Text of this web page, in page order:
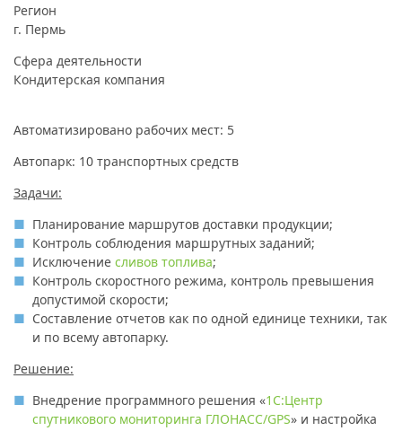
Регион
г. Пермь
Сфера деятельности
Кондитерская компания
Автоматизировано рабочих мест: 5
Автопарк: 10 транспортных средств
Задачи:
Планирование маршрутов доставки продукции;
Контроль соблюдения маршрутных заданий;
Исключение сливов топлива;
Контроль скоростного режима, контроль превышения
допустимой скорости;
Составление отчетов как по одной единице техники, так
и по всему автопарку.
Решение:
Внедрение программного решения «1С:Центр
спутникового мониторинга ГЛОНАСС/GPS» и настройка